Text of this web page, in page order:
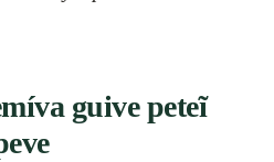
guive peteĩ